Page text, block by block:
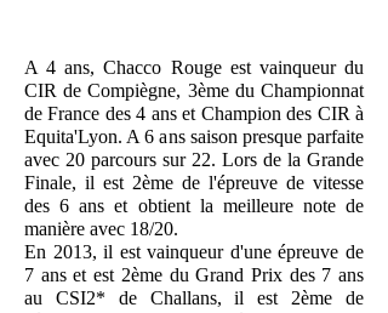
A 4 ans, Chacco Rouge est vainqueur du
CIR de Compiègne, 3ème du Championnat
de France des 4 ans et Champion des CIR à
Equita'Lyon. A 6 ans saison presque parfaite
avec 20 parcours sur 22. Lors de la Grande
Finale, il est 2ème de l'épreuve de vitesse
des 6 ans et obtient la meilleure note de
manière avec 18/20.
En 2013, il est vainqueur d'une épreuve de
7 ans et est 2ème du Grand Prix des 7 ans
au CSI2* de Challans, il est 2ème de